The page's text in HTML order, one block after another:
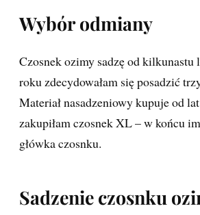
Wybór odmiany
Czosnek ozimy sadzę od
roku zdecydowałam się posadzić
Materiał nasadzeniowy kupuje od
zakupiłam czosnek XL – w końcu
główka czosnku.
Sadzenie czosnku